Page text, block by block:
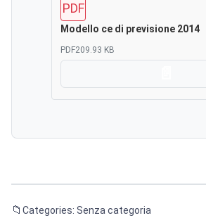
PDF
Modello ce di previsione 2014
PDF209.93 KB
Categories: Senza categoria